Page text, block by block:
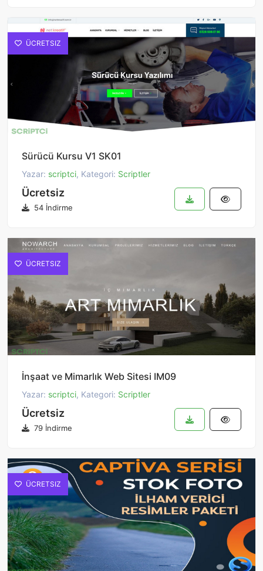
ÜCRETSIZ
Sürücü Kursu V1 SK01
Yazar: scriptci, Kategori: Scriptler
Ücretsiz
54 İndirme
ÜCRETSIZ
İnşaat ve Mimarlık Web Sitesi IM09
Yazar: scriptci, Kategori: Scriptler
Ücretsiz
79 İndirme
ÜCRETSIZ